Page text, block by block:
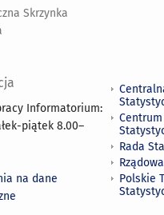
Skrzynka
Informatorium:
piątek 8.00–
na dane
Rada
Polskie